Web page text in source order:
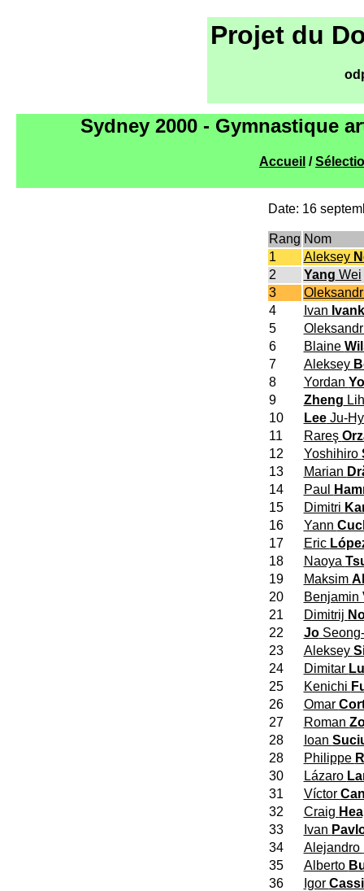
Projet du
Sydney 2000 - Gymnastique
Accueil /
Date: 16
Rang Nom
1
Aleksey
2
Yang Wei
3
4
Ivan
5
6
Blaine
7
Aleksey
8
Yordan
9
Zheng
10
LeeJu-
11
Rareş
12
Yoshihiro
13
Marian
14
Paul
15
Dimitri
16
Yann
17
Eric
18
Naoya
19
Maksim
20
Benjamin
21
Dimitrij
22
Jo
23
Aleksey
24
Dimitar
25
Kenichi
26
Omar
27
Roman
28
Ioan
28
Philippe
30
Lázaro
31
Víctor
32
Craig
33
Ivan
34
Alejandro
35
Alberto
36
Igor